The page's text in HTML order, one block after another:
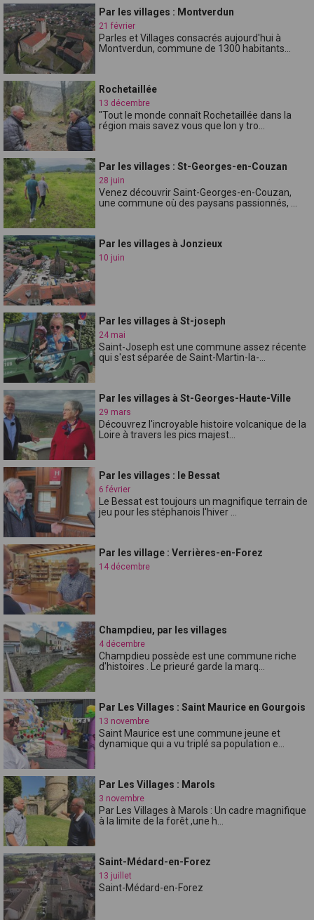
Par les villages : Montverdun
21 février
Parles et Villages consacrés aujourd'hui à
Montverdun, commune de 1300 habitants...
Rochetaillée
13 décembre
"Tout le monde connaît Rochetaillée dans la
région mais savez vous que lon y tro...
Par les villages : St-Georges-en-Couzan
28 juin
Venez découvrir Saint-Georges-en-Couzan,
une commune où des paysans passionnés, ...
Par les villages à Jonzieux
10 juin
Par les villages à St-joseph
24 mai
Saint-Joseph est une commune assez récente
qui s'est séparée de Saint-Martin-la-...
Par les villages à St-Georges-Haute-Ville
29 mars
Découvrez l'incroyable histoire volcanique de la
Loire à travers les pics majest...
Par les villages : le Bessat
6 février
Le Bessat est toujours un magnifique terrain de
jeu pour les stéphanois l'hiver ...
Par les village : Verrières-en-Forez
14 décembre
Champdieu, par les villages
4 décembre
Champdieu possède est une commune riche
d'histoires . Le prieuré garde la marq...
Par Les Villages : Saint Maurice en Gourgois
13 novembre
Saint Maurice est une commune jeune et
dynamique qui a vu triplé sa population e...
Par Les Villages : Marols
3 novembre
Par Les Villages à Marols : Un cadre magnifique
à la limite de la forêt ,une h...
Saint-Médard-en-Forez
13 juillet
Saint-Médard-en-Forez